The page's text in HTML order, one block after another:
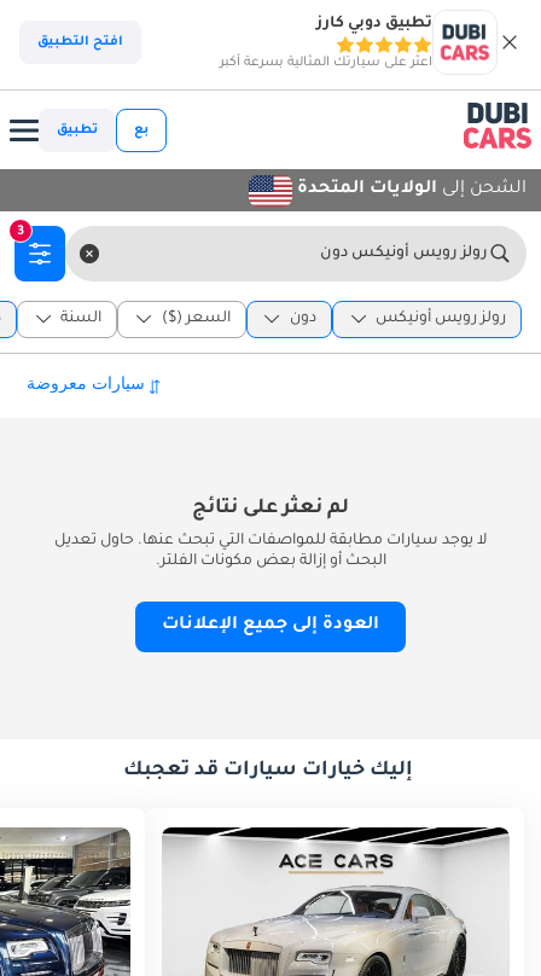
تطبيق دوبي كارز
اعثر على سيارتك المثالية بسرعة أكبر
افتح التطبيق
بع تطبيق
الشحن إلى الولايات المتحدة
رولز رويس أونيكس دون
3
رولز رويس أونيكس دون السعر ($) السنة
لم نعثر على نتائج
لا يوجد سيارات مطابقة للمواصفات التي تبحث عنها. حاول تعديل
البحث أو إزالة بعض مكونات الفلتر.
العودة إلى جميع الإعلانات
إليك خيارات سيارات قد تعجبك